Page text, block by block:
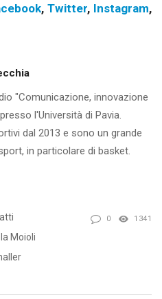
,Twitter, Instagram,
"Comunicazione, innovazione
l'Università di Pavia.
dal 2013 e sono un grande
in particolare di basket.
Moioli
0 1341